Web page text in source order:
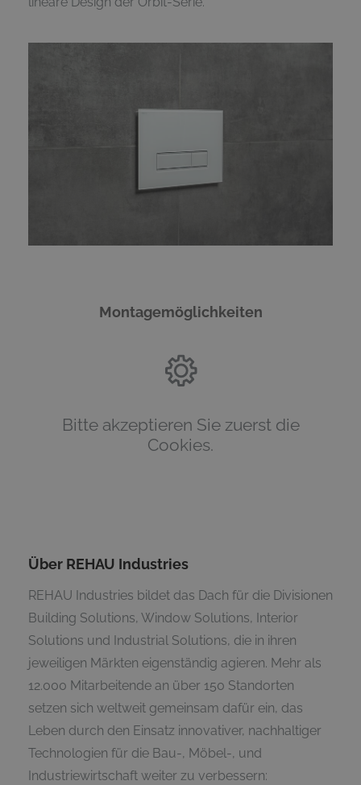
Montagemöglichkeiten
Bitte akzeptieren Sie zuerst die
Cookies.
Über REHAU Industries
REHAU Industries bildet das Dach für die Divisionen
Building Solutions, Window Solutions, Interior
Solutions und Industrial Solutions, die in ihren
jeweiligen Märkten eigenständig agieren. Mehr als
12.000 Mitarbeitende an über 150 Standorten
setzen sich weltweit gemeinsam dafür ein, das
Leben durch den Einsatz innovativer, nachhaltiger
Technologien für die Bau-, Möbel-, und
Industriewirtschaft weiter zu verbessern: